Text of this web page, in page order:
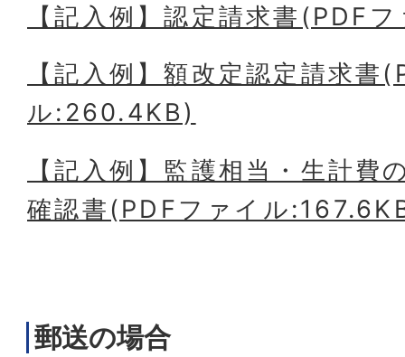
【記入例】認定請求書(PDF
【記入例】額改定認定請求書
ル:260.4KB)
【記入例】監護相当・生計費
確認書(PDFファイル
郵送の場合